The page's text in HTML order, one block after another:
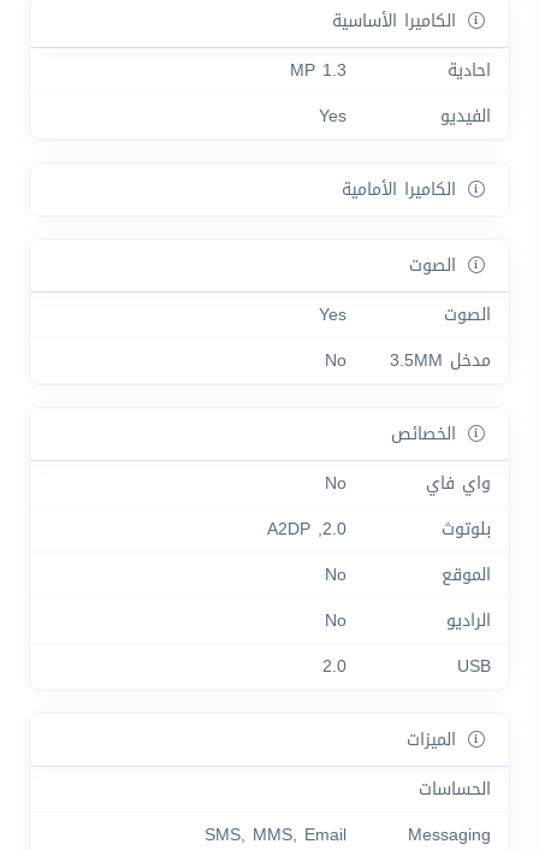
الكاميرا الأساسية
احادية
1.3 MP
الفيديو
Yes
الكاميرا الأمامية
الصوت
الصوت
Yes
مدخل 3.5MM
No
الخصائص
واي فاي
No
بلوتوث
2.0, A2DP
الموقع
No
الراديو
No
USB
2.0
الميزات
الحساسات
Messaging
SMS, MMS, Email